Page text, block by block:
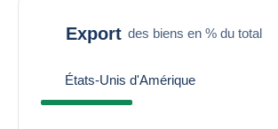
Export des biens en % du total
États-Unis d'Amérique